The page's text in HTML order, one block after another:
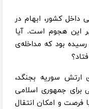
داخل کشور، ابهام در
این هجوم است. آیا
بود که مداخله‌ی
ارتش سوریه بجنگد،
برای جمهوری اسلامی
فرصت و امکان انتقال